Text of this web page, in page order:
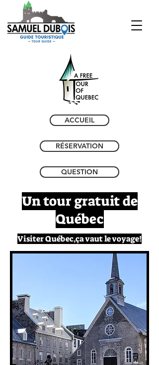
ACCUEIL
RÉSERVATION
QUESTION
Un tour gratuit de
Québec
Visiter Québec,ça vaut le voyage!